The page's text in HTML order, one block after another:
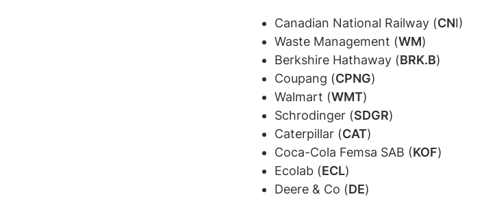
Canadian National Railway (CNI)
Waste Management (WM)
Berkshire Hathaway (BRK.B)
Coupang (CPNG)
Walmart (WMT)
Schrodinger (SDGR)
Caterpillar (CAT)
Coca-Cola Femsa SAB (KOF)
Ecolab (ECL)
Deere & Co (DE)